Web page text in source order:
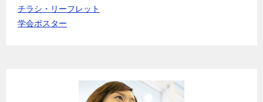
チラシ・リーフレット
学会ポスター